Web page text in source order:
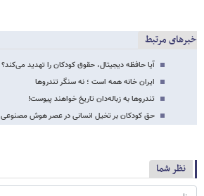
خبرهای مرتبط
آیا حافظه دیجیتال، حقوق کودکان را تهدید می‌کند؟
ایران خانه همه است ؛ نه سنگر تندروها
تندروها به زباله‌دان تاریخ خواهند پیوست!
حق کودکان بر تخیل انسانی در عصر هوش مصنوعی
نظر شما